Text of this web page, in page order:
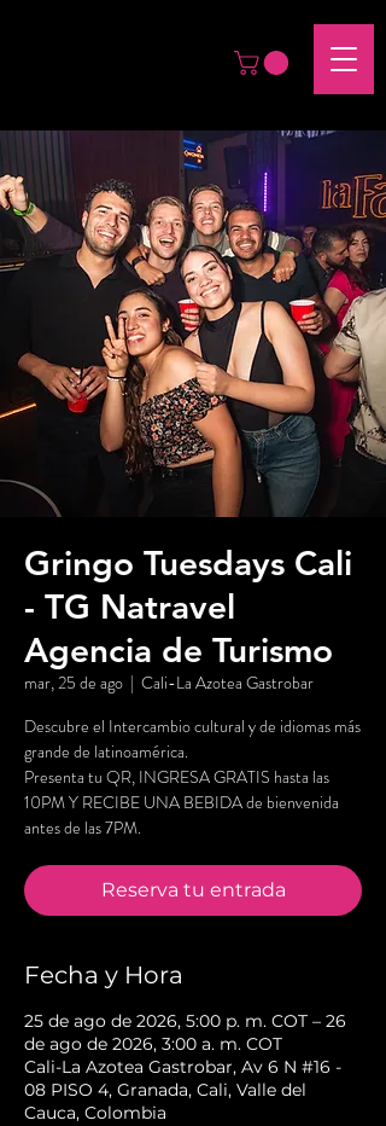
Gringo Tuesdays Cali
- TG Natravel
Agencia de Turismo
mar, 25 de ago
  |
Cali-La Azotea Gastrobar
Descubre el Intercambio cultural y de idiomas más
grande de latinoamérica.
Presenta tu QR, INGRESA GRATIS hasta las
10PM Y RECIBE UNA BEBIDA de bienvenida
antes de las 7PM.
Reserva tu entrada
Fecha y Hora
25 de ago de 2026, 5:00 p. m. COT – 26
de ago de 2026, 3:00 a. m. COT
Cali-La Azotea Gastrobar, Av 6 N #16 -
08 PISO 4, Granada, Cali, Valle del
Cauca, Colombia